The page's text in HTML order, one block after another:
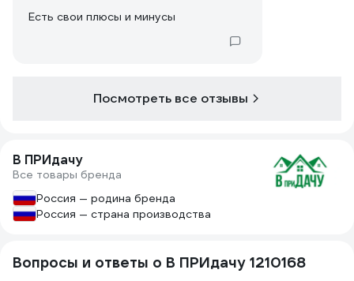
Есть свои плюсы и минусы
Посмотреть все отзывы
В ПРИдачу
Все товары бренда
Россия — родина бренда
Россия — страна производства
Вопросы и ответы о В ПРИдачу 1210168